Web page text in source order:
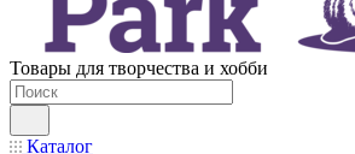
Товары для творчества и хобби
Каталог